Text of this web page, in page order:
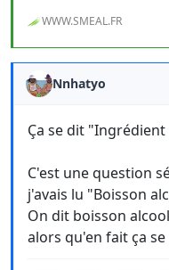
WWW.SMEAL.FR
Nnhatyo
Ça se dit
C'est une question
j'avais lu "Boisson
On dit boisson
alors qu'en fait ça se